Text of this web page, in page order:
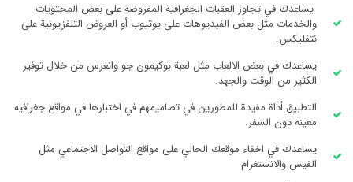
يساعدك في تجاوز العقبات الجغرافية المفروضة على بعض المحتويات
والخدمات مثل بعض الفيديوهات على يوتيوب أو العروض التلفزيونية على
نتفليكس.
يساعدك في بعض الالعاب مثل لعبة بوكيمون جو وانغرس من خلال توفير
الكثير من الوقت والجهد.
التطبيق أداة مفيدة للمطورين في تصاميمهم في اختبارها في مواقع جغرافيه
معينه دون السفر.
يساعدك في اخفاء موقعك الحالي على مواقع التواصل الاجتماعي مثل
الفيس والانستغرام